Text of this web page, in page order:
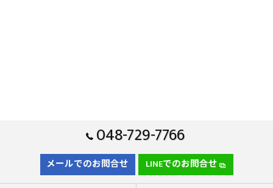
048-729-7766
メールでのお問合せ LINEでのお問合せ